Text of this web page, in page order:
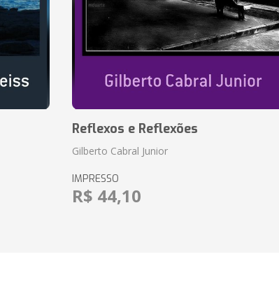
Reflexos e Reflexões
Gilberto Cabral Junior
IMPRESSO
R$ 44,10